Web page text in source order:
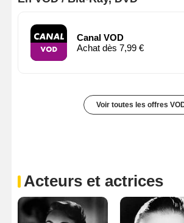
Canal VOD
Achat dès 7,99 €
Voir toutes les offres
Acteurs et actrices